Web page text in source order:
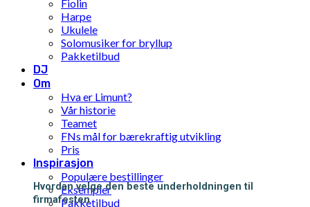
Fiolin
Harpe
Ukulele
Solomusiker for bryllup
Pakketilbud
DJ
Om
Hva er Limunt?
Vår historie
Teamet
FNs mål for bærekraftig utvikling
Pris
Inspirasjon
Populære bestillinger
Eksempler
Pakketilbud
Hvordan velge den beste underholdningen til
firmafesten